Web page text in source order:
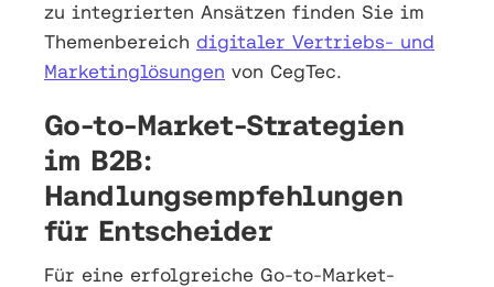
zu integrierten Ansätzen finden Sie im
Themenbereich digitaler Vertriebs- und
Marketinglösungen von CegTec.
Go-to-Market-Strategien
im B2B:
Handlungsempfehlungen
für Entscheider
Für eine erfolgreiche Go-to-Market-